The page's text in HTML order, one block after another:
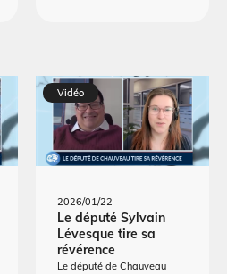
Vidéo
2026/01/22
Le député Sylvain
Lévesque tire sa
révérence
Le député de Chauveau